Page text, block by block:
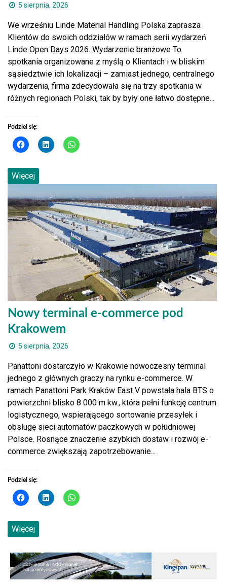
5 sierpnia, 2026
We wrześniu Linde Material Handling Polska zaprasza
Klientów do swoich oddziałów w ramach serii wydarzeń
Linde Open Days 2026. Wydarzenie branżowe To
spotkania organizowane z myślą o Klientach i w bliskim
sąsiedztwie ich lokalizacji – zamiast jednego, centralnego
wydarzenia, firma zdecydowała się na trzy spotkania w
różnych regionach Polski, tak by były one łatwo dostępne...
Podziel się:
Więcej
Nowy terminal e-commerce pod
Krakowem
5 sierpnia, 2026
Panattoni dostarczyło w Krakowie nowoczesny terminal
jednego z głównych graczy na rynku e-commerce. W
ramach Panattoni Park Kraków East V powstała hala BTS o
powierzchni blisko 8 000 m kw., która pełni funkcję centrum
logistycznego, wspierającego sortowanie przesyłek i
obsługę sieci automatów paczkowych w południowej
Polsce. Rosnące znaczenie szybkich dostaw i rozwój e-
commerce zwiększają zapotrzebowanie...
Podziel się:
Więcej